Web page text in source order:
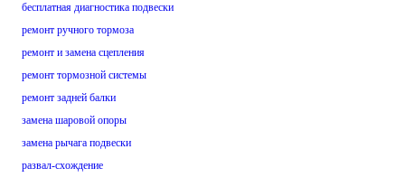
бесплатная диагностика подвески
ремонт ручного тормоза
ремонт и замена сцепления
ремонт тормозной системы
ремонт задней балки
замена шаровой опоры
замена рычага подвески
развал-схождение